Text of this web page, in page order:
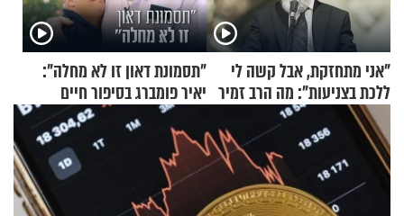
"אני מתחזקת, אבל קשה לי
ללכת בצניעות": מה הרב זמיר
כהן המליץ לה לעשות?
"תסמונת דאון זו לא מחלה":
יאיר פומברג בסיפור חיים
מעורר השראה